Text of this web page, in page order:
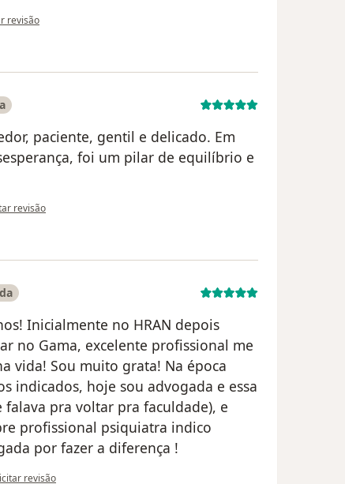
do utilizador Susana M.
revisão
paciente, gentil e delicado. Em
foi um pilar de equilíbrio e
do utilizador Mirian Theyla
revisão
Inicialmente no HRAN depois
no Gama, excelente profissional me
vida! Sou muito grata! Na época
indicados, hoje sou advogada e essa
pra voltar pra faculdade), e
profissional psiquiatra indico
por fazer a diferença !
do utilizador Débora Pereira
revisão